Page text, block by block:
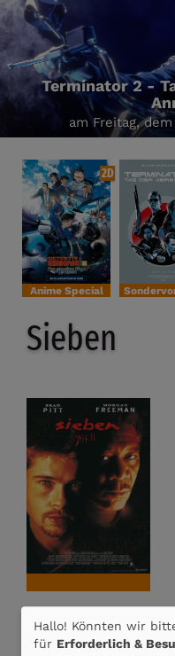
Terminator 2 -
am Freitag,
2D
Anime Special
Sieben
im Dienst. Damit
Nachfolger, den
Hallo! Könnten wir
für Erforderlich &